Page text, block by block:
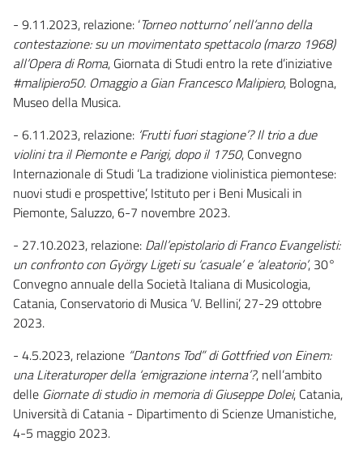
- 9.11.2023, relazione: ‘Torneo notturno’ nell’anno della
contestazione: su un movimentato spettacolo (marzo 1968)
all’Opera di Roma, Giornata di Studi entro la rete d’iniziative
#malipiero50. Omaggio a Gian Francesco Malipiero, Bologna,
Museo della Musica.
- 6.11.2023, relazione: ‘Frutti fuori stagione’? Il trio a due
violini tra il Piemonte e Parigi, dopo il 1750, Convegno
Internazionale di Studi ‘La tradizione violinistica piemontese:
nuovi studi e prospettive’, Istituto per i Beni Musicali in
Piemonte, Saluzzo, 6-7 novembre 2023.
- 27.10.2023, relazione: Dall’epistolario di Franco Evangelisti:
un confronto con György Ligeti su ‘casuale’ e ‘aleatorio’, 30°
Convegno annuale della Società Italiana di Musicologia,
Catania, Conservatorio di Musica ‘V. Bellini’, 27-29 ottobre
2023.
- 4.5.2023, relazione “Dantons Tod” di Gottfried von Einem:
una Literaturoper della ‘emigrazione interna’?, nell’ambito
delle Giornate di studio in memoria di Giuseppe Dolei, Catania,
Università di Catania - Dipartimento di Scienze Umanistiche,
4-5 maggio 2023.